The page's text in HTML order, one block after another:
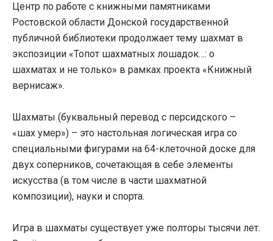
Центр по работе с книжными памятниками
Ростовской области Донской государственной
публичной библиотеки продолжает тему шахмат в
экспозиции «Топот шахматных лошадок…: о
шахматах и не только» в рамках проекта «Книжный
вернисаж».
Шахматы (буквальный перевод с персидского –
«шах умер») – это настольная логическая игра со
специальными фигурами на 64-клеточной доске для
двух соперников, сочетающая в себе элементы
искусства (в том числе в части шахматной
композиции), науки и спорта.
Игра в шахматы существует уже полторы тысячи лет.